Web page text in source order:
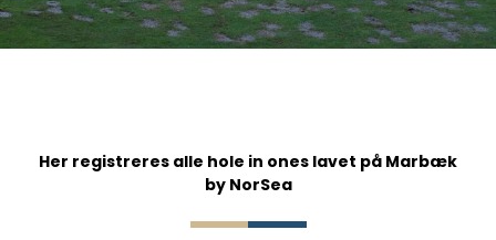
Her registreres alle hole in ones lavet på Marbæk
by NorSea